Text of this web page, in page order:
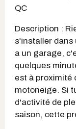
QC
Description :
s'installer dans
a un garage,
quelques
est à proximité
motoneige. Si
d'activité de
saison, cette